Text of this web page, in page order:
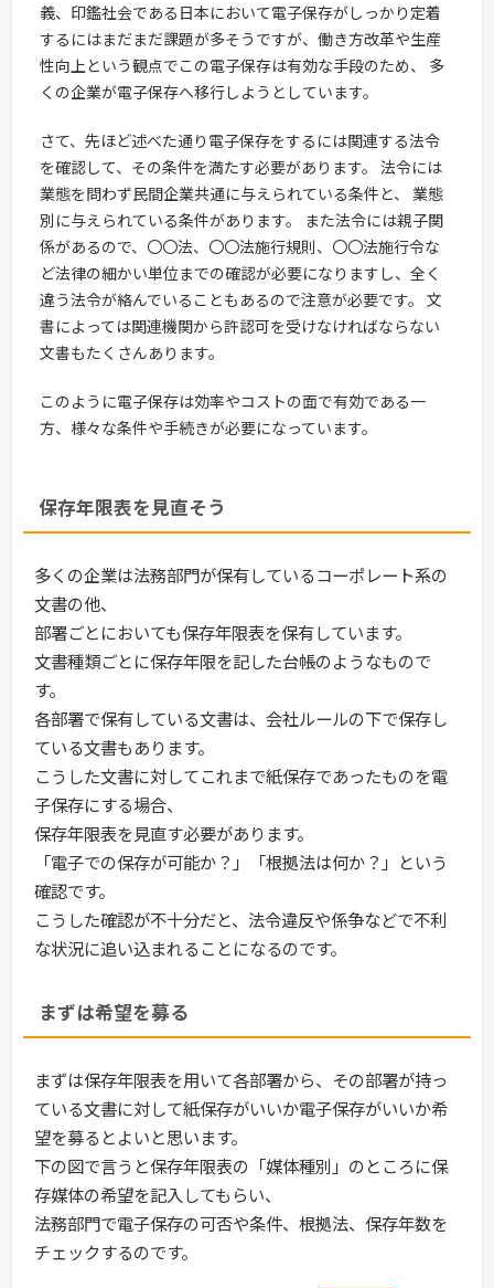
義、印鑑社会である日本において電子保存がしっかり定着
するにはまだまだ課題が多そうですが、働き方改革や生産
性向上という観点でこの電子保存は有効な手段のため、 多
くの企業が電子保存へ移行しようとしています。
さて、先ほど述べた通り電子保存をするには関連する法令
を確認して、その条件を満たす必要があります。 法令には
業態を問わず民間企業共通に与えられている条件と、 業態
別に与えられている条件があります。 また法令には親子関
係があるので、〇〇法、〇〇法施行規則、〇〇法施行令な
ど法律の細かい単位までの確認が必要になりますし、全く
違う法令が絡んでいることもあるので注意が必要です。 文
書によっては関連機関から許認可を受けなければならない
文書もたくさんあります。
このように電子保存は効率やコストの面で有効である一
方、様々な条件や手続きが必要になっています。
保存年限表を見直そう
多くの企業は法務部門が保有しているコーポレート系の
文書の他、
部署ごとにおいても保存年限表を保有しています。
文書種類ごとに保存年限を記した台帳のようなもので
す。
各部署で保有している文書は、会社ルールの下で保存し
ている文書もあります。
こうした文書に対してこれまで紙保存であったものを電
子保存にする場合、
保存年限表を見直す必要があります。
「電子での保存が可能か？」「根拠法は何か？」という
確認です。
こうした確認が不十分だと、法令違反や係争などで不利
な状況に追い込まれることになるのです。
まずは希望を募る
まずは保存年限表を用いて各部署から、その部署が持っ
ている文書に対して紙保存がいいか電子保存がいいか希
望を募るとよいと思います。
下の図で言うと保存年限表の「媒体種別」のところに保
存媒体の希望を記入してもらい、
法務部門で電子保存の可否や条件、根拠法、保存年数を
チェックするのです。